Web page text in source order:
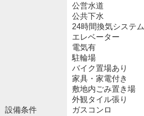
設備条件
公営水道
公共下水
24時間換気システム
エレベーター
電気有
駐輪場
バイク置場あり
家具・家電付き
敷地内ごみ置き場
外観タイル張り
ガスコンロ